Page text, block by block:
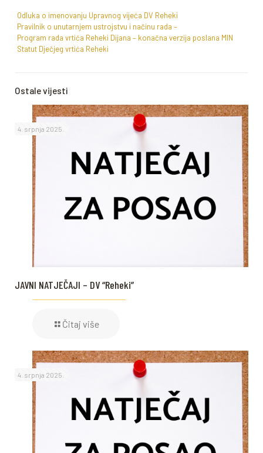
Odluka o imenovanju Upravnog vijeća DV Reheki
Pravilnik o unutarnjem ustrojstvu i načinu rada –
Program rada vrtića Reheki Dijana – konačna verzija poslana MIN
Statut Dječjeg vrtića Reheki
Ostale vijesti
4. srpnja 2025.
JAVNI NATJEČAJI – DV “Reheki”
Čitaj više
4. srpnja 2025.